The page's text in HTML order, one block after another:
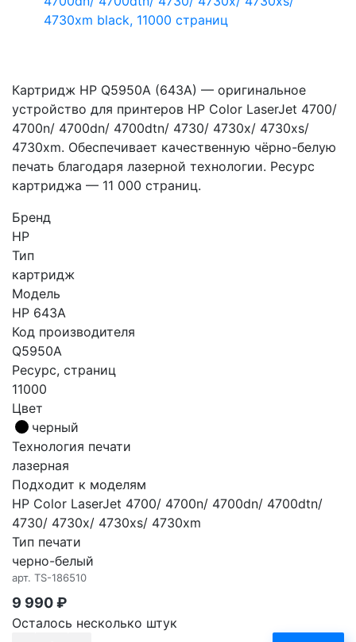
Картридж HP Q5950A (643A) — оригинальное
устройство для принтеров HP Color LaserJet 4700/
4700n/ 4700dn/ 4700dtn/ 4730/ 4730x/ 4730xs/
4730xm. Обеспечивает качественную чёрно-белую
печать благодаря лазерной технологии. Ресурс
картриджа — 11 000 страниц.
Бренд
HP
Тип
картридж
Модель
HP 643A
Код производителя
Q5950A
Ресурс, страниц
11000
Цвет
черный
Технология печати
лазерная
Подходит к моделям
HP Color LaserJet 4700/ 4700n/ 4700dn/ 4700dtn/
4730/ 4730x/ 4730xs/ 4730xm
Тип печати
черно-белый
арт. TS-186510
9 990₽
Осталось несколько штук